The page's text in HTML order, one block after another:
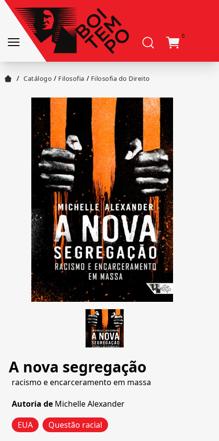
0
/ Catálogo / Filosofia / Filosofia do Direito
A nova segregação
racismo e encarceramento em massa
Autoria de Michelle Alexander
EUA
Questão racial